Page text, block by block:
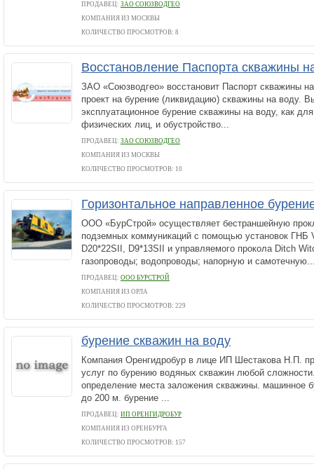
ПРОДАВЕЦ: ЗАО СОЮЗВОДГЕО
КОМПАНИЯ ИЗ МОСКВЫ
КОЛИЧЕСТВО ПРОСМОТРОВ: 8
Восстановление Паспорта скважины
ЗАО «Союзводгео» восстановит Паспорт скважины
проект на бурение (ликвидацию) скважины на воду.
эксплуатационное бурение скважины на воду, как
физических лиц, и обустройство...
ПРОДАВЕЦ: ЗАО СОЮЗВОДГЕО
КОМПАНИЯ ИЗ МОСКВЫ
КОЛИЧЕСТВО ПРОСМОТРОВ: 10
Горизонтальное направленное
ООО «БурСтрой» осуществляет бестраншейную
подземных коммуникаций с помощью установок ГНБ
D20*22SII, D9*13SII и управляемого прокола Ditch
газопроводы; водопроводы; напорную и
ПРОДАВЕЦ: ООО БУРСТРОЙ
КОМПАНИЯ ИЗ ОРЛА
КОЛИЧЕСТВО ПРОСМОТРОВ: 229
бурение скважин на воду
Компания Оренгидробур в лице ИП Шестакова Н.П.
услуг по бурению водяных скважин любой
определение места заложения скважины. машинное
до 200 м. бурение ...
ПРОДАВЕЦ: ИП ОРЕНГИДРОБУР
КОМПАНИЯ ИЗ ОРЕНБУРГА
КОЛИЧЕСТВО ПРОСМОТРОВ: 157